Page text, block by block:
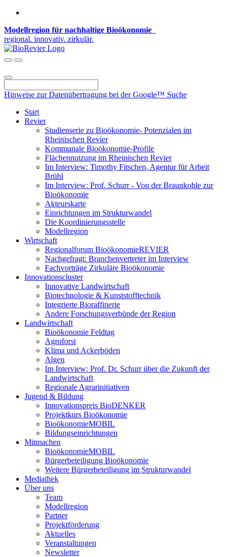
Modellregion für nachhaltige Bioökonomie
regional. innovativ. zirkulär.
Hinweise zur Datenübertragung bei der Google™ Suche
Start
Revier
Studienserie zu Bioökonomie- Potenzialen im
Rheinischen Revier
Kommunale Bioökonomie-Profile
Flächennutzung im Rheinischen Revier
Im Interview: Timothy Fitschen, Agentur für Arbeit
Brühl
Im Interview: Prof. Schurr - Von der Braunkohle zur
Bioökonomie
Akteurskarte
Einrichtungen im Strukturwandel
Die Koordinierungsstelle
Modellregion
Wirtschaft
Regionalforum BioökonomieREVIER
Nachgefragt: Branchenvertreter im Interview
Fachvorträge Zirkuläre Bioökonomie
Innovationscluster
Innovative Landwirtschaft
Biotechnologie & Kunststofftechnik
Integrierte Bioraffinerie
Andere Forschungsverbünde der Region
Landwirtschaft
Bioökonomie Feldtag
Agroforst
Klima und Ackerböden
Algen
Im Interview: Prof. Dr. Schurr über die Zukunft der
Landwirtschaft
Regionale Agrarinitiativen
Jugend & Bildung
Innovationspreis BioDENKER
Projektkurs Bioökonomie
BioökonomieMOBIL
Bildungseinrichtungen
Mitmachen
BioökonomieMOBIL
Bürgerbeteiligung Bioökonomie
Weitere Bürgerbeteiligung im Strukturwandel
Mediathek
Über uns
Team
Modellregion
Partner
Projektförderung
Aktuelles
Veranstaltungen
Newsletter